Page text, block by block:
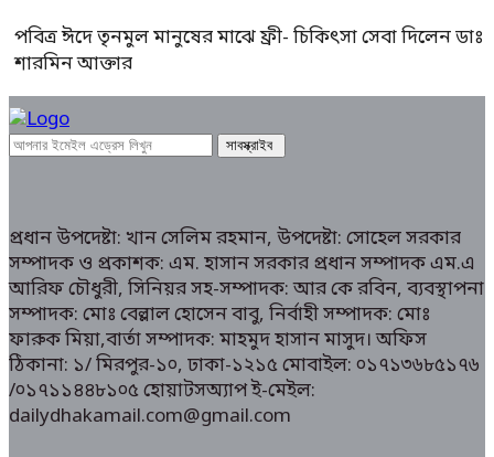
পবিত্র ঈদে তৃনমুল মানুষের মাঝে ফ্রী- চিকিৎসা সেবা দিলেন ডাঃ
শারমিন আক্তার
প্রধান উপদেষ্টা: খান সেলিম রহমান, উপদেষ্টা: সোহেল সরকার
সম্পাদক ও প্রকাশক: এম. হাসান সরকার প্রধান সম্পাদক এম.এ
আরিফ চৌধুরী, সিনিয়র সহ-সম্পাদক: আর কে রবিন, ব্যবস্থাপনা
সম্পাদক: মোঃ বেল্লাল হোসেন বাবু, নির্বাহী সম্পাদক: মোঃ
ফারুক মিয়া,বার্তা সম্পাদক: মাহমুদ হাসান মাসুদ। অফিস
ঠিকানা: ১/ মিরপুর-১০, ঢাকা-১২১৫ মোবাইল: ০১৭১৩৬৮৫১৭৬
/০১৭১১৪৪৮১০৫ হোয়াটসঅ্যাপ ই-মেইল:
dailydhakamail.com@gmail.com